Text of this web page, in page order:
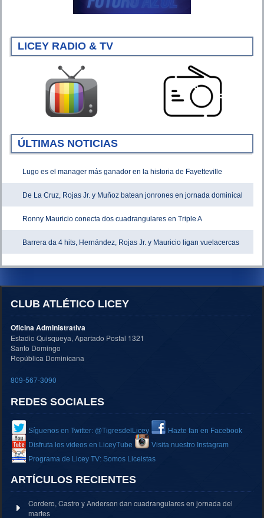
LICEY RADIO & TV
ÚLTIMAS NOTICIAS
Lugo es el manager más ganador en la historia de Fayetteville
De La Cruz, Rojas Jr. y Muñoz batean jonrones en jornada dominical
Ronny Mauricio conecta dos cuadrangulares en Triple A
Barrera da 4 hits, Hernández, Rojas Jr. y Mauricio ligan vuelacercas
CLUB ATLÉTICO LICEY
Oficina Administrativa
Estadio Quisqueya, Apartado Postal 1321
Santo Domingo
República Dominicana
809-567-3090
REDES SOCIALES
Síguenos en Twitter: @TigresdelLicey
Hazte fan en Facebook
Disfruta los videos en LiceyTube
Visita nuestro Instagram
Programa de Licey TV: Somos Liceistas
ARTÍCULOS RECIENTES
Cordero, Castro y Anderson dan cuadrangulares en jornada del
martes